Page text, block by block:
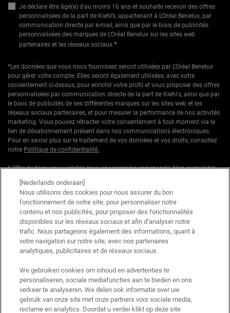
Je déclare être âgé(e) d'au moins 16 ans et souhaite recevoir des offres
personnalisées de la part de Kiehl’s, appartenant à L’Oréal Benelux, par
communication directe par e-mail, ainsi que par le biais de publicités
personnalisées des marques de L’Oréal Benelux sur les sites web
partenaires et les réseaux sociaux.*
*Les données que vous nous fournissez seront utilisées par L'Oréal Benelux
pour gérer votre compte. Elles seront également utilisées, avec votre
consentement ci-dessus, pour enrichir votre profil et vous proposer des offres
personnalisées par communication directe de la part de Kiehl's, ainsi que par
le biais de publicités de ses différentes marques sur les sites web et les
réseaux sociaux partenaires, et pour mesurer la performance de nos activités
marketing. Vous pouvez rétracter votre consentement à tout moment via le
lien de désabonnement présent dans nos communications électroniques.
Pour en savoir plus sur le traitement de vos données et vos droits, consultez
notre Politique de confidentialité.
* Offre de bienvenue valable pour une première commande. Non cumulable
'Cadeau avec achat' . Utilisation limitée à une seule fois par client. Non
applicable sur les éditions limitées & ensembles.
Ce site est protégé par Cloudflare et la politique de confidentialité et les conditions
dutilisation sappliquent.
[Nederlands onderaan]
Nous utilisons des cookies pour nous assurer du bon
fonctionnement de notre site, pour personnaliser notre
contenu et nos publicités, pour proposer des fonctionnalités
disponibles sur les réseaux sociaux et afin d’analyser notre
trafic. Nous partageons également des informations, quant à
votre navigation sur notre site, avec nos partenaires
analytiques, publicitaires et de réseaux sociaux.
We gebruiken cookies om inhoud en advertenties te
personaliseren, sociale mediafuncties aan te bieden en ons
verkeer te analyseren. We delen ook informatie over uw
gebruik van onze site met onze partners voor sociale media,
reclame en analytics. Doordat u verder klikt op deze site